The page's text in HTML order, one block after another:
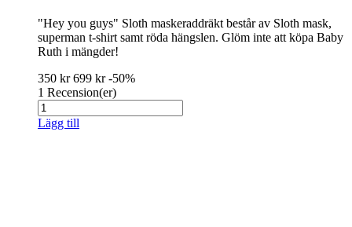
"Hey you guys" Sloth maskeraddräkt består av Sloth mask,
superman t-shirt samt röda hängslen. Glöm inte att köpa Baby
Ruth i mängder!
350 kr699 kr-50%
1 Recension(er)
Lägg till